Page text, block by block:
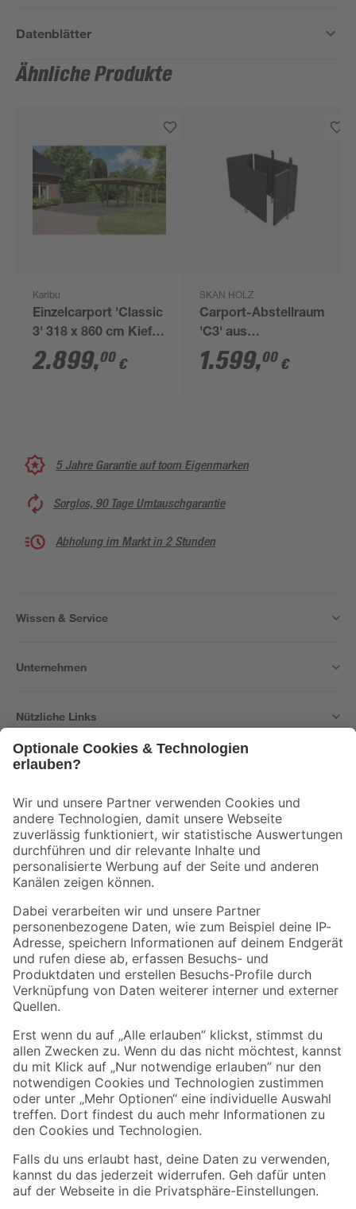
Datenblätter
Ähnliche Produkte
Karibu
Einzelcarport 'Classic
3' 318 x 860 cm Kiefer
KDI Stahl-Dach, mit
zwei Einfahrtsbogen
2.899,00 €
SKAN HOLZ
Carport-Abstellraum
'C3' aus
Profilschalung 378 x
164 cm schiefergrau
1.599,00 €
5 Jahre Garantie auf toom Eigenmarken
Sorglos, 90 Tage Umtauschgarantie
Abholung im Markt in 2 Stunden
Wissen & Service
Unternehmen
Nützliche Links
Der toom Newsletter: Keine Angebote und Aktionen mehr verpassen!
Zur Newsletter Anmeldung
Folge uns
Zahlungsarten Versandarten
Sicher einkaufen
Jetzt die toom-App herunterladen
Alle Preisangaben in EUR inkl. gesetzl. MwSt.. Die dargestellten Angebote sind unter
Umständen nicht in allen Märkten verfügbar. Die angegebenen Verfügbarkeiten beziehen